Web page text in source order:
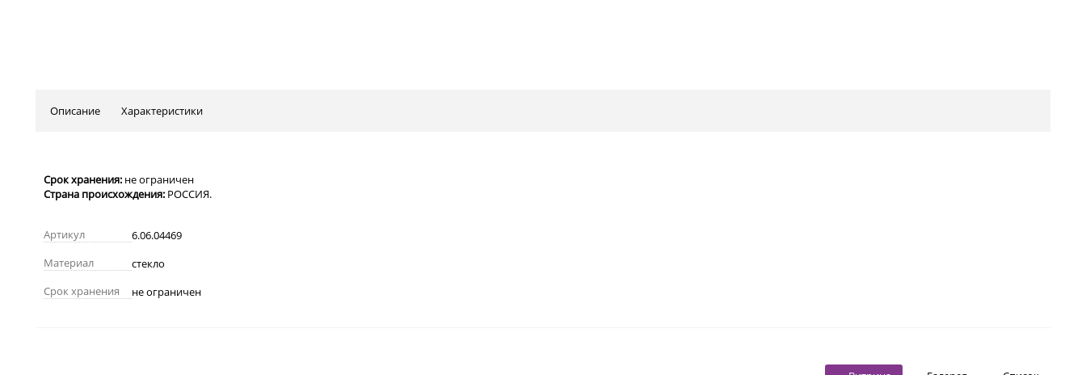
Описание Характеристики
Срок хранения: не ограничен
Страна происхождения: РОССИЯ.
Артикул
6.06.04469
Материал
стекло
Срок хранения
не ограничен